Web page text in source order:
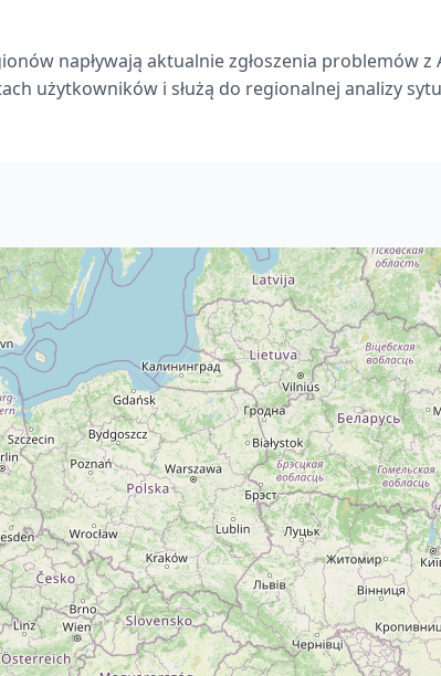
napływają aktualnie zgłoszenia problemów z
użytkowników i służą do regionalnej analizy